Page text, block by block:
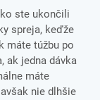
ste ukončili
spreja, keďže
máte túžbu po
ak jedna dávka
máte
nie dlhšie